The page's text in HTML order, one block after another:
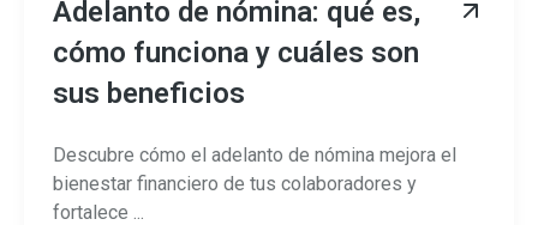
Adelanto de nómina: qué es,
cómo funciona y cuáles son
sus beneficios
Descubre cómo el adelanto de nómina mejora el
bienestar financiero de tus colaboradores y
fortalece ...